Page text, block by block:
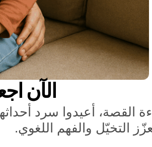
الآن
القصة، أعيدوا سرد
التخيّل والفهم اللغوي.